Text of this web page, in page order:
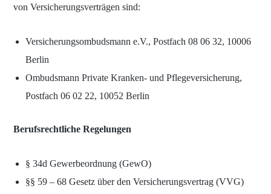
von Versicherungsverträgen sind:
Versicherungsombudsmann e.V., Postfach 08 06 32, 10006
Berlin
Ombudsmann Private Kranken- und Pflegeversicherung,
Postfach 06 02 22, 10052 Berlin
Berufsrechtliche Regelungen
§ 34d Gewerbeordnung (GewO)
§§ 59 – 68 Gesetz über den Versicherungs­vertrag (VVG)